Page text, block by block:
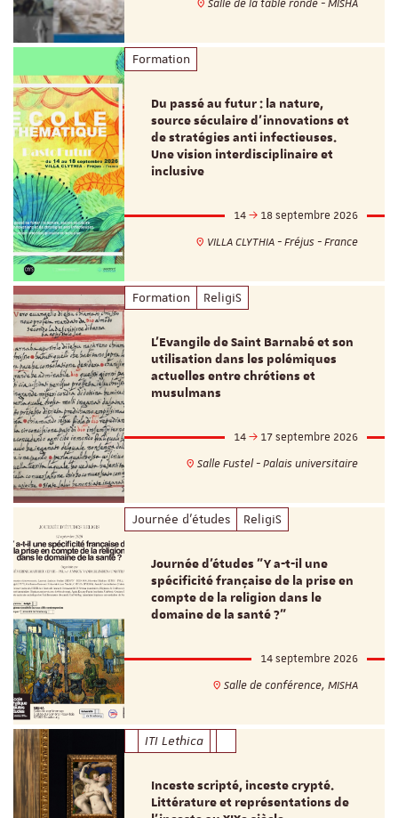
Salle de la table ronde - MISHA
Formation
Du passé au futur : la nature,
source séculaire d’innovations et
de stratégies anti infectieuses.
Une vision interdisciplinaire et
inclusive
14
18 septembre 2026
VILLA CLYTHIA - Fréjus - France
Formation ReligiS
L’Evangile de Saint Barnabé et son
utilisation dans les polémiques
actuelles entre chrétiens et
musulmans
14
17 septembre 2026
Salle Fustel - Palais universitaire
Journée d'études ReligiS
Journée d’études "Y a-t-il une
spécificité française de la prise en
compte de la religion dans le
domaine de la santé ?"
14 septembre 2026
Salle de conférence, MISHA
ITI Lethica
Inceste scripté, inceste crypté.
Littérature et représentations de